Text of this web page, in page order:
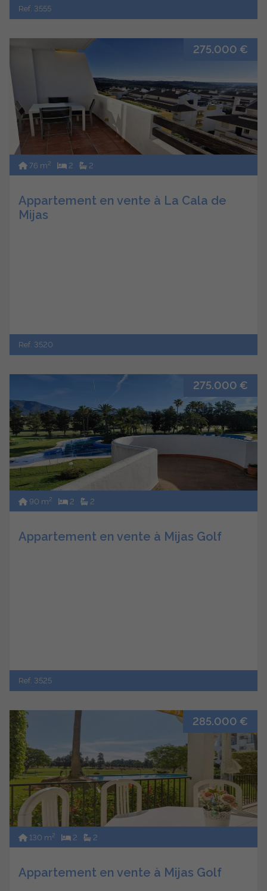
Ref. 3555
275.000 €
76 m2 2 2
Appartement en vente à La Cala de
Mijas
Ref. 3520
275.000 €
90 m2 2 2
Appartement en vente à Mijas Golf
Ref. 3525
285.000 €
130 m2 2 2
Appartement en vente à Mijas Golf